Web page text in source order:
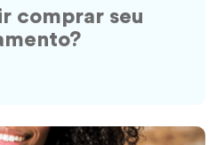
comprar seu